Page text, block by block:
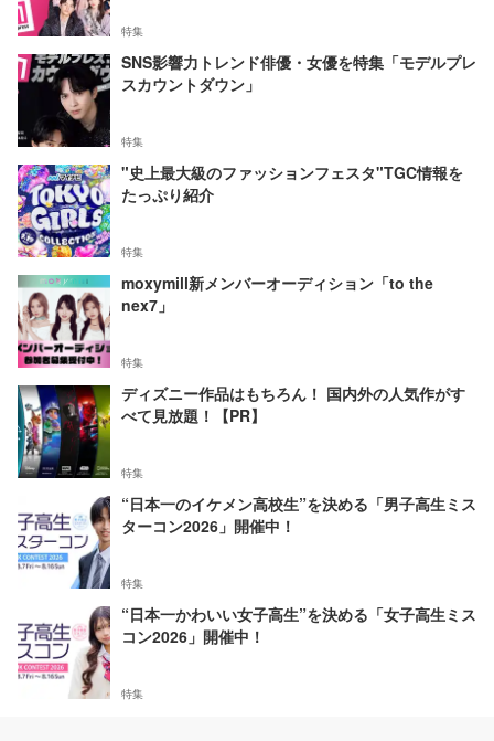
特集
SNS影響力トレンド俳優・女優を特集「モデルプレ
スカウントダウン」
特集
"史上最大級のファッションフェスタ"TGC情報を
たっぷり紹介
特集
moxymill新メンバーオーディション「to the
nex7」
特集
ディズニー作品はもちろん！ 国内外の人気作がす
べて見放題！【PR】
特集
“日本一のイケメン高校生”を決める「男子高生ミス
ターコン2026」開催中！
特集
“日本一かわいい女子高生”を決める「女子高生ミス
コン2026」開催中！
特集